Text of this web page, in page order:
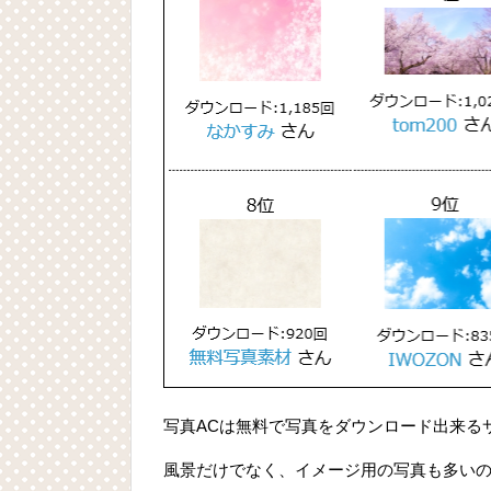
写真ACは無料で写真をダウンロード出来る
風景だけでなく、イメージ用の写真も多い